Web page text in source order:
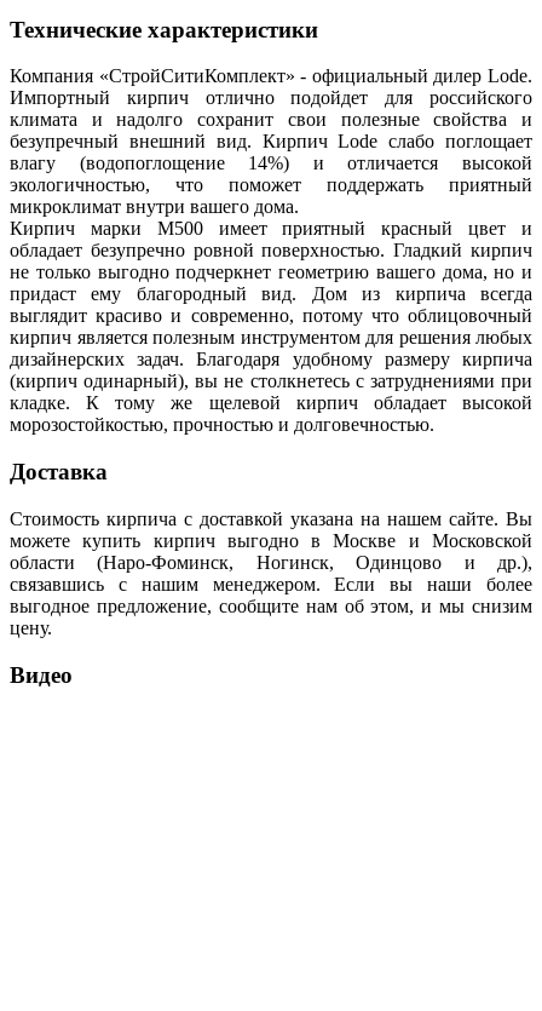
Технические характеристики
Компания «СтройСитиКомплект» - официальный дилер Lode.
Импортный кирпич отлично подойдет для российского
климата и надолго сохранит свои полезные свойства и
безупречный внешний вид. Кирпич Lode слабо поглощает
влагу (водопоглощение 14%) и отличается высокой
экологичностью, что поможет поддержать приятный
микроклимат внутри вашего дома.
Кирпич марки М500 имеет приятный красный цвет и
обладает безупречно ровной поверхностью. Гладкий кирпич
не только выгодно подчеркнет геометрию вашего дома, но и
придаст ему благородный вид. Дом из кирпича всегда
выглядит красиво и современно, потому что облицовочный
кирпич является полезным инструментом для решения любых
дизайнерских задач. Благодаря удобному размеру кирпича
(кирпич одинарный), вы не столкнетесь с затруднениями при
кладке. К тому же щелевой кирпич обладает высокой
морозостойкостью, прочностью и долговечностью.
Доставка
Стоимость кирпича с доставкой указана на нашем сайте. Вы
можете купить кирпич выгодно в Москве и Московской
области (Наро-Фоминск, Ногинск, Одинцово и др.),
связавшись с нашим менеджером. Если вы наши более
выгодное предложение, сообщите нам об этом, и мы снизим
цену.
Видео